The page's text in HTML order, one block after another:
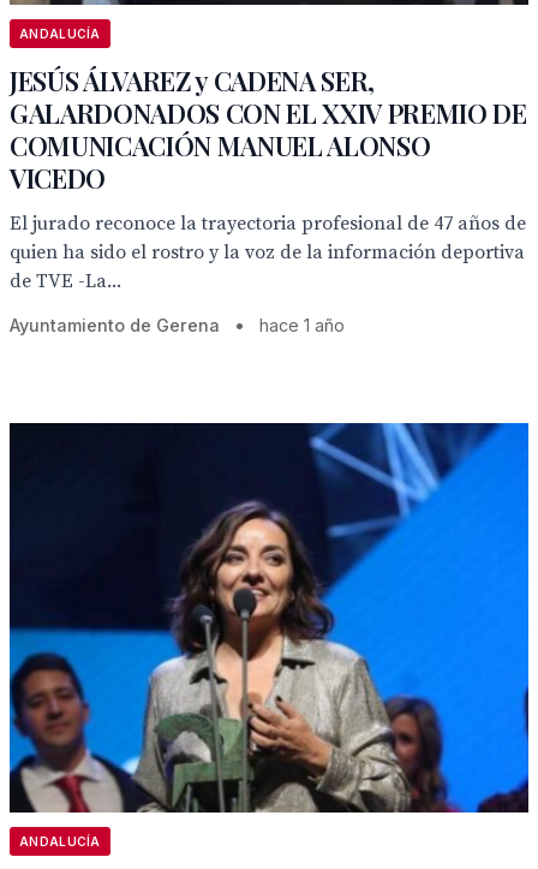
ANDALUCÍA
JESÚS ÁLVAREZ y CADENA SER,
GALARDONADOS CON EL XXIV PREMIO DE
COMUNICACIÓN MANUEL ALONSO
VICEDO
El jurado reconoce la trayectoria profesional de 47 años de
quien ha sido el rostro y la voz de la información deportiva
de TVE -La...
Ayuntamiento de Gerena • hace 1 año
ANDALUCÍA